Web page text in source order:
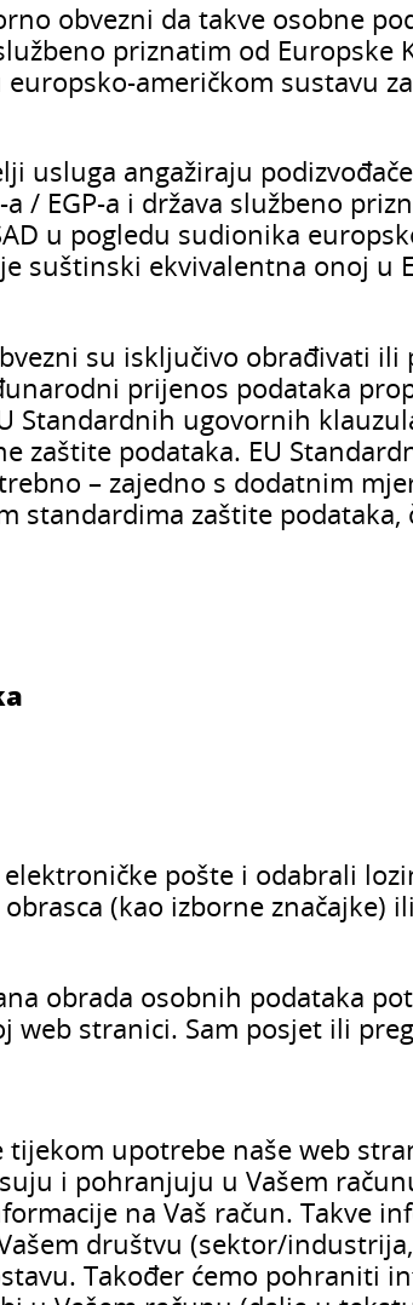
obvezni da takve osobne
priznatim od
američkom sustavu
usluga angažiraju
/ EGP-a i država službeno
u pogledu sudionika
suštinski ekvivalentna onoj u
su isključivo obrađivati
prijenos podataka
Standardnih ugovornih
zaštite podataka. EU
– zajedno s dodatnim
zaštite podataka,
pošte i odabrali
(kao izborne značajke)
obrada osobnih podataka
stranici. Sam posjet ili
upotrebe naše web
i pohranjuju u Vašem
na Vaš račun. Takve
društvu (sektor/
Također ćemo pohraniti